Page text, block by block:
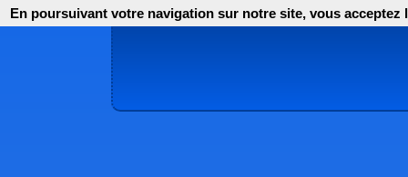
En poursuivant votre navigation sur notre site, vous